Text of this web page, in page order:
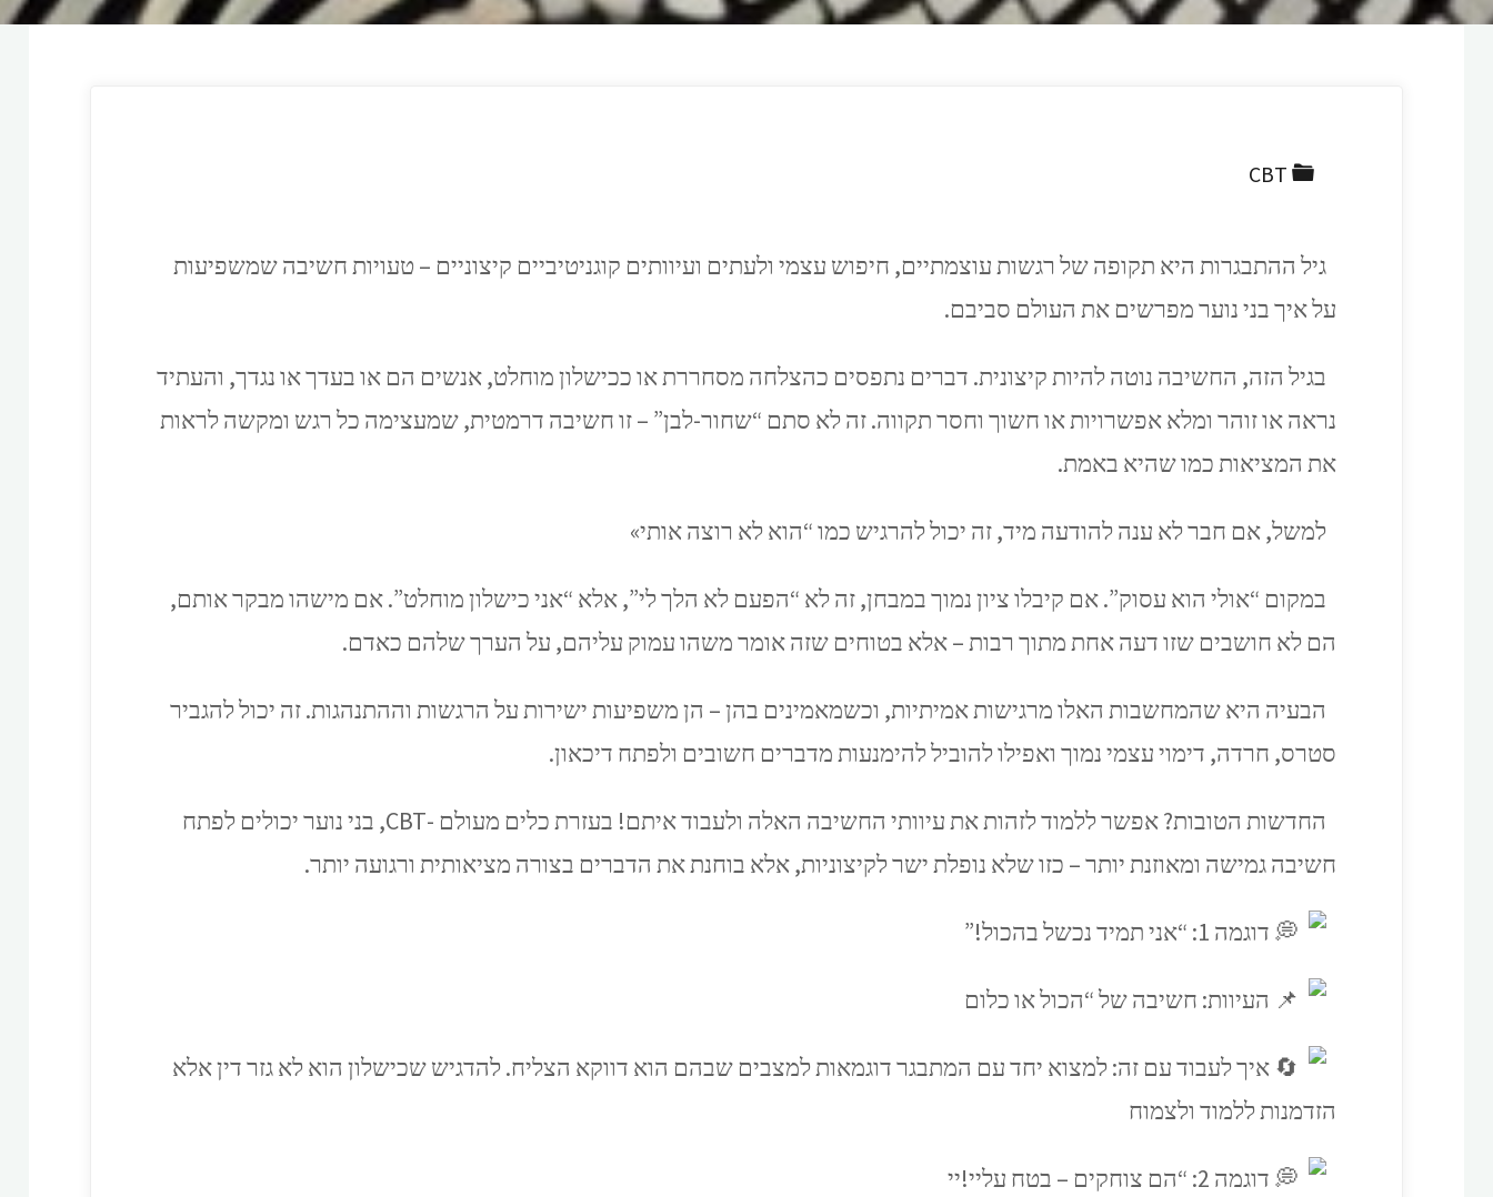
CBT
גיל ההתבגרות היא תקופה של רגשות עוצמתיים, חיפוש עצמי ולעתים ועיוותים קוגניטיביים קיצוניים – טעויות חשיבה שמשפיעות
על איך בני נוער מפרשים את העולם סביבם.
בגיל הזה, החשיבה נוטה להיות קיצונית. דברים נתפסים כהצלחה מסחררת או ככישלון מוחלט, אנשים הם או בעדך או נגדך, והעתיד
נראה או זוהר ומלא אפשרויות או חשוך וחסר תקווה. זה לא סתם “שחור-לבן” – זו חשיבה דרמטית, שמעצימה כל רגש ומקשה לראות
את המציאות כמו שהיא באמת.
למשל, אם חבר לא ענה להודעה מיד, זה יכול להרגיש כמו “הוא לא רוצה אותי»
במקום “אולי הוא עסוק”. אם קיבלו ציון נמוך במבחן, זה לא “הפעם לא הלך לי”, אלא “אני כישלון מוחלט”. אם מישהו מבקר אותם,
הם לא חושבים שזו דעה אחת מתוך רבות – אלא בטוחים שזה אומר משהו עמוק עליהם, על הערך שלהם כאדם.
הבעיה היא שהמחשבות האלו מרגישות אמיתיות, וכשמאמינים בהן – הן משפיעות ישירות על הרגשות וההתנהגות. זה יכול להגביר
סטרס, חרדה, דימוי עצמי נמוך ואפילו להוביל להימנעות מדברים חשובים ולפתח דיכאון.
החדשות הטובות? אפשר ללמוד לזהות את עיוותי החשיבה האלה ולעבוד איתם! בעזרת כלים מעולם -CBT, בני נוער יכולים לפתח
חשיבה גמישה ומאוזנת יותר – כזו שלא נופלת ישר לקיצוניות, אלא בוחנת את הדברים בצורה מציאותית ורגועה יותר.
דוגמה 1: “אני תמיד נכשל בהכול!”
העיוות: חשיבה של “הכול או כלום
איך לעבוד עם זה: למצוא יחד עם המתבגר דוגמאות למצבים שבהם הוא דווקא הצליח. להדגיש שכישלון הוא לא גזר דין אלא
הזדמנות ללמוד ולצמוח
דוגמה 2: “הם צוחקים – בטח עליי!יי